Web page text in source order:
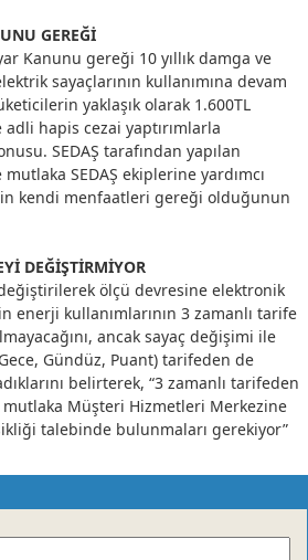
GEREĞİ
Kanunu gereği 10 yıllık damga ve
sayaçlarının kullanımına devam
yaklaşık olarak 1.600TL
adli hapis cezai yaptırımlarla
SEDAŞ tarafından yapılan
SEDAŞ ekiplerine yardımcı
kendi menfaatleri gereği olduğunun
DEĞİŞTİRMİYOR
ölçü devresine elektronik
enerji kullanımlarının 3 zamanlı tarife
ancak sayaç değişimi ile
Gündüz, Puant) tarifeden de
belirterek, “3 zamanlı tarifeden
Müşteri Hizmetleri Merkezine
talebinde bulunmaları gerekiyor”